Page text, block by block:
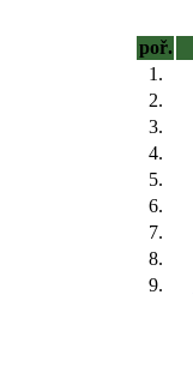
poř.
1.
2.
3.
4.
5.
6.
7.
8.
9.